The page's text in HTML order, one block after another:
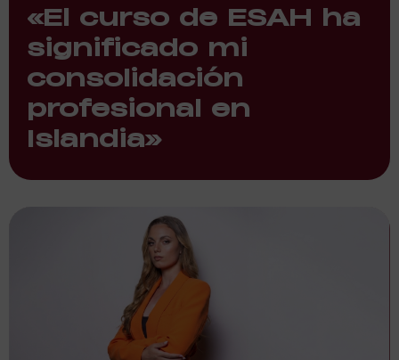
«El curso de ESAH ha
significado mi
consolidación
profesional en
Islandia»